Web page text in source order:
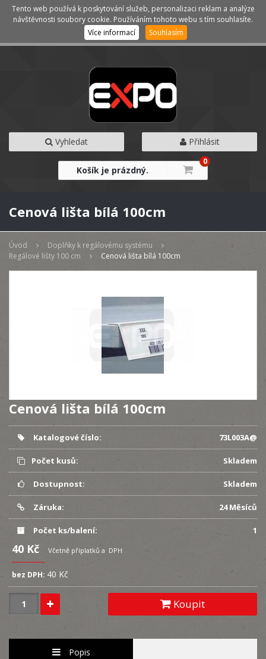
Kategorie Menu
Vyhledat Přihlásit
Košík je prázdný.
0
Cenová lišta bílá 100cm
Úvod
Doplňky k regálovému systému
Regálové lišty 100 cm
Cenová lišta bílá 100cm
Cenová lišta bílá 100cm
Katalogové číslo: 73L003A@
Počet kusů: Skladem
Dostupnost: Skladem
Záruka: 24 Měsíců
Počet ks/balení: 1
40 Kč Včetně příplatků a DPH
bez DPH: 40 Kč
Koupit
Popis
Tento web používá k poskytování služeb, personalizaci reklam a analýze
návštěvnosti soubory cookie. Používáním tohoto webu s tím souhlasíte.
Více informací
Souhlasím